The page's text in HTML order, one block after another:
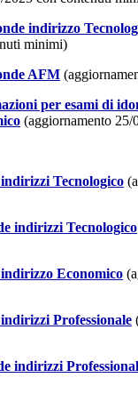
indirizzo
minimi)
AFM
per esami di
(aggiornamento 25/
Tecnologico
indirizzi Tecnologico
Economico
Professionale
indirizzi